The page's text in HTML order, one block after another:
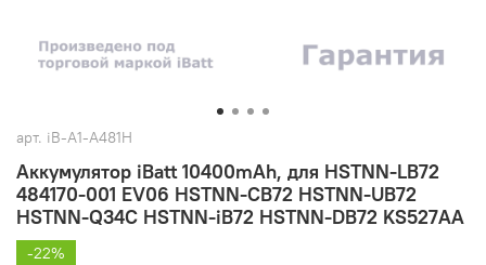
арт. iB-A1-A481H
Аккумулятор iBatt 10400mAh, для HSTNN-LB72
484170-001 EV06 HSTNN-CB72 HSTNN-UB72
HSTNN-Q34C HSTNN-iB72 HSTNN-DB72 KS527AA
-22%